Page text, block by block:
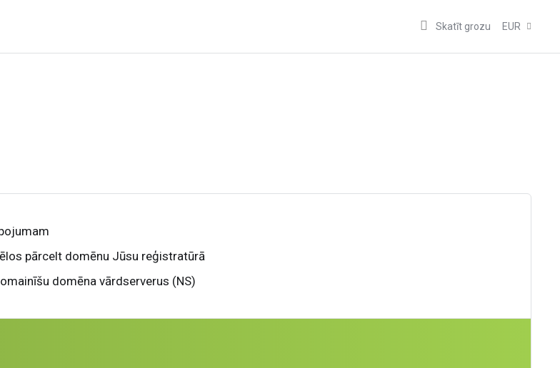
Skatīt grozu EUR
pārcelt domēnu Jūsu reģistratūrā
domēna vārdserverus (NS)